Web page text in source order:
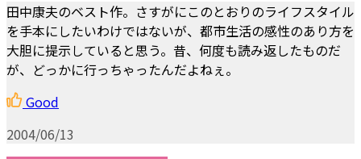
田中康夫のベスト作。さすがにこのとおりのライフスタイル
を手本にしたいわけではないが、都市生活の感性のあり方を
大胆に提示していると思う。昔、何度も読み返したものだ
が、どっかに行っちゃったんだよねぇ。
Good
2004/06/13